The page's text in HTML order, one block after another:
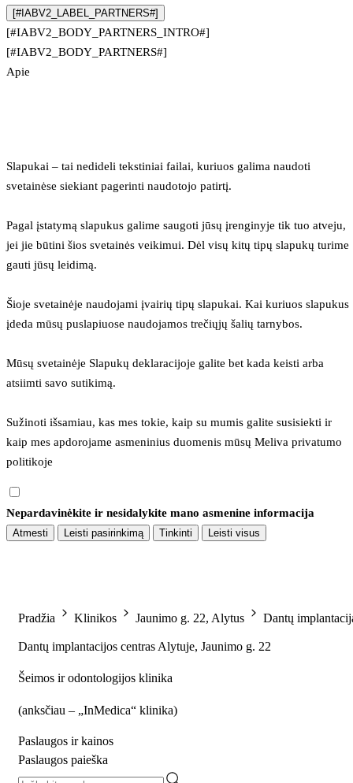
[#IABV2_LABEL_PARTNERS#]
[#IABV2_BODY_PARTNERS_INTRO#]
[#IABV2_BODY_PARTNERS#]
Apie
Slapukai – tai nedideli tekstiniai failai, kuriuos galima naudoti
svetainėse siekiant pagerinti naudotojo patirtį.
Pagal įstatymą slapukus galime saugoti jūsų įrenginyje tik tuo atveju,
jei jie būtini šios svetainės veikimui. Dėl visų kitų tipų slapukų turime
gauti jūsų leidimą.
Šioje svetainėje naudojami įvairių tipų slapukai. Kai kuriuos slapukus
įdeda mūsų puslapiuose naudojamos trečiųjų šalių tarnybos.
Mūsų svetainėje Slapukų deklaracijoje galite bet kada keisti arba
atsiimti savo sutikimą.
Sužinoti išsamiau, kas mes tokie, kaip su mumis galite susisiekti ir
kaip mes apdorojame asmeninius duomenis mūsų Meliva privatumo
politikoje
Nepardavinėkite ir nesidalykite mano asmenine informacija
Atmesti Leisti pasirinkimą Tinkinti Leisti visus
Pradžia Klinikos Jaunimo g. 22, Alytus Dantų
Dantų implantacijos centras Alytuje, Jaunimo g. 22
Šeimos ir odontologijos klinika
(anksčiau – „InMedica“ klinika)
Paslaugos ir kainos
Paslaugos paieška